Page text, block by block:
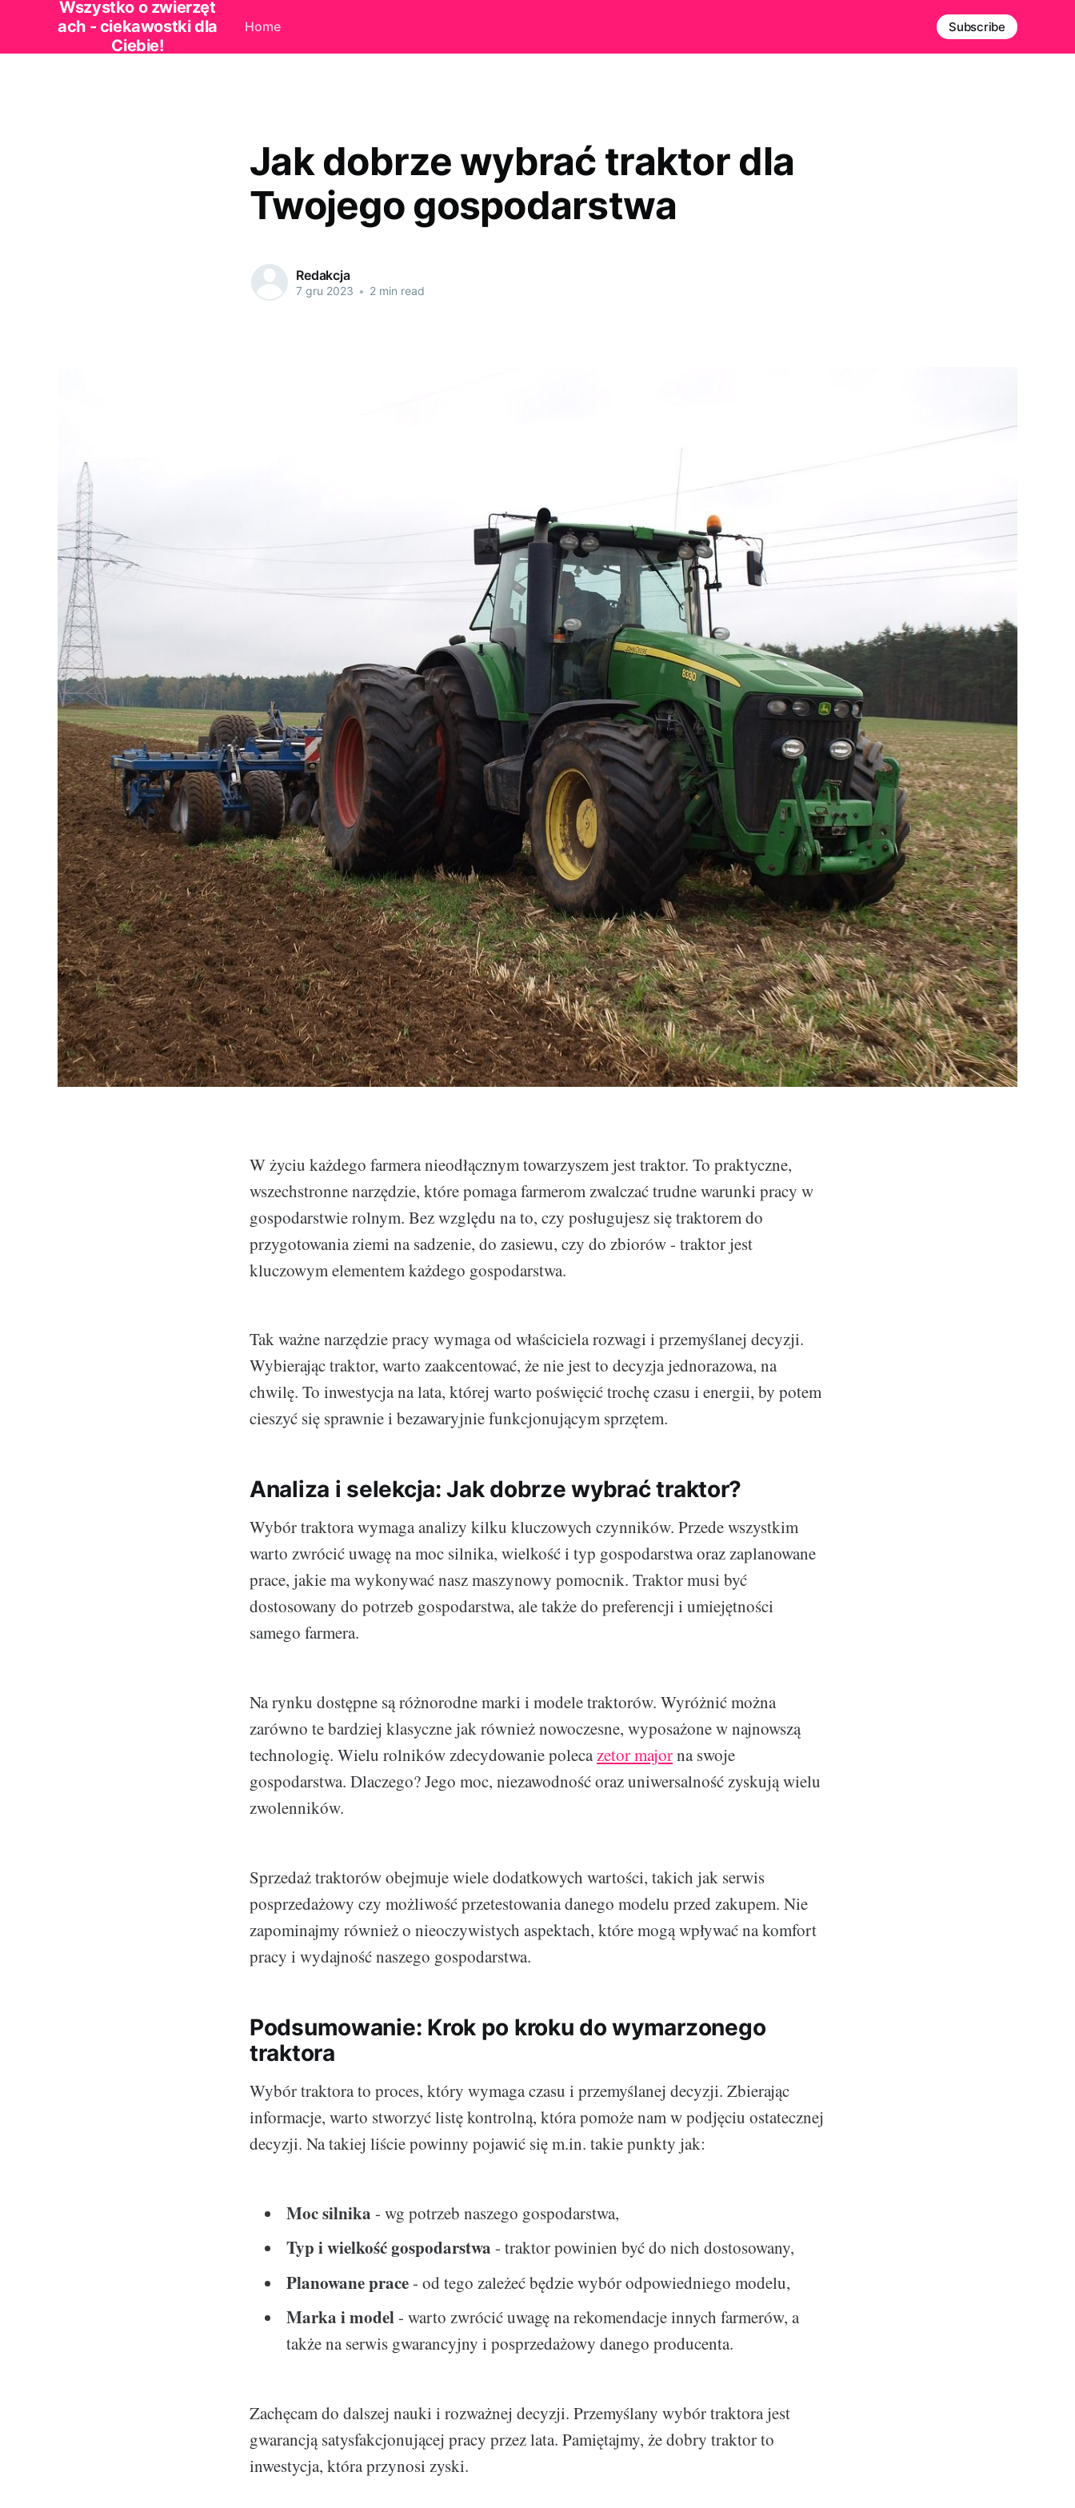
Wszystko o zwierzęt
ach - ciekawostki dla
Ciebie!
Home Subscribe
Jak dobrze wybrać traktor dla
Twojego gospodarstwa
Redakcja
7 gru 2023 • 2 min read
W życiu każdego farmera nieodłącznym towarzyszem jest traktor. To praktyczne,
wszechstronne narzędzie, które pomaga farmerom zwalczać trudne warunki pracy w
gospodarstwie rolnym. Bez względu na to, czy posługujesz się traktorem do
przygotowania ziemi na sadzenie, do zasiewu, czy do zbiorów - traktor jest
kluczowym elementem każdego gospodarstwa.
Tak ważne narzędzie pracy wymaga od właściciela rozwagi i przemyślanej decyzji.
Wybierając traktor, warto zaakcentować, że nie jest to decyzja jednorazowa, na
chwilę. To inwestycja na lata, której warto poświęcić trochę czasu i energii, by potem
cieszyć się sprawnie i bezawaryjnie funkcjonującym sprzętem.
Analiza i selekcja: Jak dobrze wybrać traktor?
Wybór traktora wymaga analizy kilku kluczowych czynników. Przede wszystkim
warto zwrócić uwagę na moc silnika, wielkość i typ gospodarstwa oraz zaplanowane
prace, jakie ma wykonywać nasz maszynowy pomocnik. Traktor musi być
dostosowany do potrzeb gospodarstwa, ale także do preferencji i umiejętności
samego farmera.
Na rynku dostępne są różnorodne marki i modele traktorów. Wyróżnić można
zarówno te bardziej klasyczne jak również nowoczesne, wyposażone w najnowszą
technologię. Wielu rolników zdecydowanie polecazetor majorna swoje
gospodarstwa. Dlaczego? Jego moc, niezawodność oraz uniwersalność zyskują wielu
zwolenników.
Sprzedaż traktorów obejmuje wiele dodatkowych wartości, takich jak serwis
posprzedażowy czy możliwość przetestowania danego modelu przed zakupem. Nie
zapominajmy również o nieoczywistych aspektach, które mogą wpływać na komfort
pracy i wydajność naszego gospodarstwa.
Podsumowanie: Krok po kroku do wymarzonego
traktora
Wybór traktora to proces, który wymaga czasu i przemyślanej decyzji. Zbierając
informacje, warto stworzyć listę kontrolną, która pomoże nam w podjęciu ostatecznej
decyzji. Na takiej liście powinny pojawić się m.in. takie punkty jak:
Moc silnika - wg potrzeb naszego gospodarstwa,
Typ i wielkość gospodarstwa - traktor powinien być do nich dostosowany,
Planowane prace- od tego zależeć będzie wybór odpowiedniego modelu,
Marka i model- warto zwrócić uwagę na rekomendacje innych farmerów, a
także na serwis gwarancyjny i posprzedażowy danego producenta.
Zachęcam do dalszej nauki i rozważnej decyzji. Przemyślany wybór traktora jest
gwarancją satysfakcjonującej pracy przez lata. Pamiętajmy, że dobry traktor to
inwestycja, która przynosi zyski.